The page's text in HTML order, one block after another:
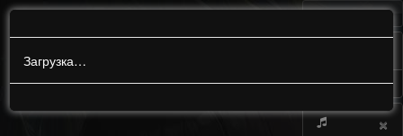
Загрузка…
МЕНЮ
×